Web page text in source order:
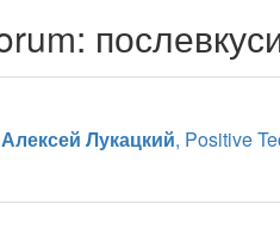
Алексей Лукацкий, Positive